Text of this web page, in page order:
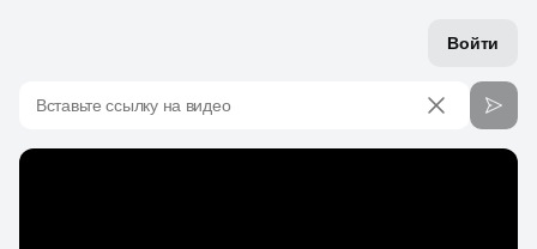
Войти
Вставьте ссылку на видео